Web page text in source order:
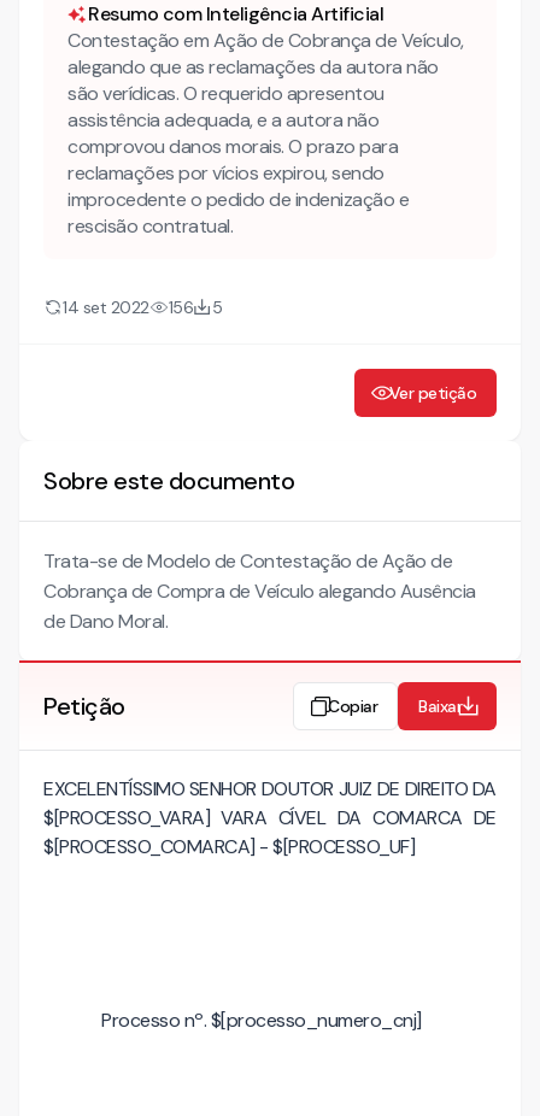
Resumo com Inteligência Artificial
Contestação em Ação de Cobrança de Veículo,
alegando que as reclamações da autora não
são verídicas. O requerido apresentou
assistência adequada, e a autora não
comprovou danos morais. O prazo para
reclamações por vícios expirou, sendo
improcedente o pedido de indenização e
rescisão contratual.
14 set 2022 156 5
Ver petição
Sobre este documento
Trata-se de Modelo de Contestação de Ação de
Cobrança de Compra de Veículo alegando Ausência
de Dano Moral.
Petição Copiar Baixar
EXCELENTÍSSIMO SENHOR DOUTOR JUIZ DE DIREITO DA
$[PROCESSO_VARA] VARA CÍVEL DA COMARCA DE
$[PROCESSO_COMARCA] - $[PROCESSO_UF]
Processo nº. $[processo_numero_cnj]